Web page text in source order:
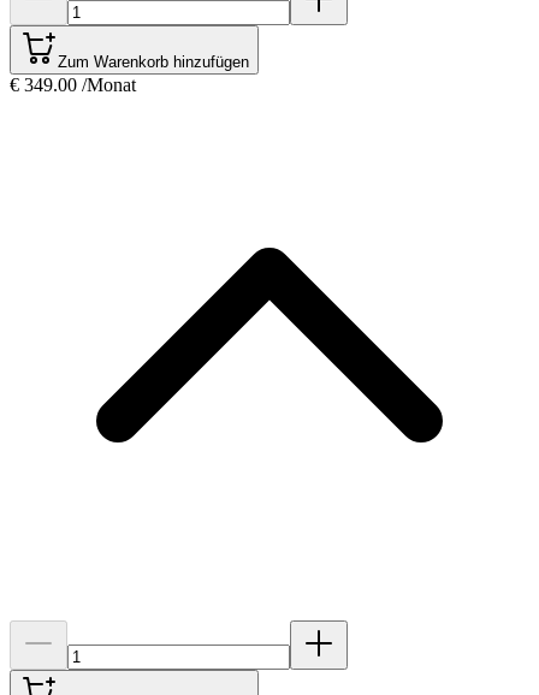
Zum Warenkorb hinzufügen
€ 349.00 /Monat